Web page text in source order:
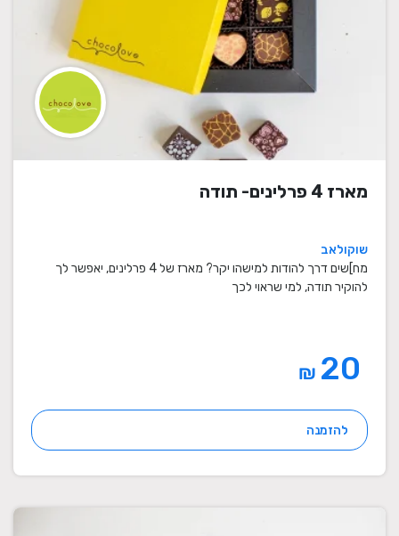
מארז 4 פרלינים- תודה
שוקולאב
מח]שים דרך להודות למישהו יקר? מארז של 4 פרלינים, יאפשר לך
להוקיר תודה, למי שראוי לכך
₪
להזמנה